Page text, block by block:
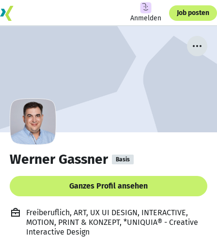
Anmelden
Job posten
Werner Gassner Basis
Ganzes Profil ansehen
Freiberuflich, ART, UX UI DESIGN, INTERACTIVE,
MOTION, PRINT & KONZEPT, *UNIQUIA® - Creative
Interactive Design